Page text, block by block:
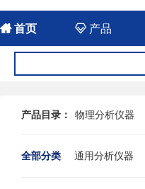
首页 产品
产品目录： 物理分析仪器
全部分类 通用分析仪器